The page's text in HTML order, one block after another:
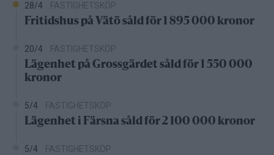
28/4 FASTIGHETSKÖP
Fritidshus på Vätö såld för 1 895 000 kronor
20/4 FASTIGHETSKÖP
Lägenhet på Grossgärdet såld för 1 550 000
kronor
5/4 FASTIGHETSKÖP
Lägenhet i Färsna såld för 2 100 000 kronor
5/4 FASTIGHETSKÖP